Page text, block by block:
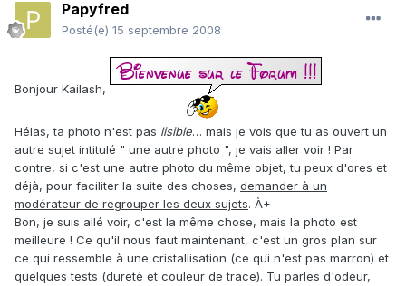
Papyfred
Posté(e) 15 septembre 2008
Bonjour Kailash,
Hélas, ta photo n'est pas lisible… mais je vois que tu as ouvert un
autre sujet intitulé " une autre photo ", je vais aller voir ! Par
contre, si c'est une autre photo du même objet, tu peux d'ores et
déjà, pour faciliter la suite des choses, demander à un
modérateur de regrouper les deux sujets. À+
Bon, je suis allé voir, c'est la même chose, mais la photo est
meilleure ! Ce qu'il nous faut maintenant, c'est un gros plan sur
ce qui ressemble à une cristallisation (ce qui n'est pas marron) et
quelques tests (dureté et couleur de trace). Tu parles d'odeur,